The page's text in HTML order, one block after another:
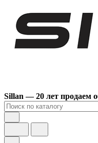
Sillan — 20 лет продаем